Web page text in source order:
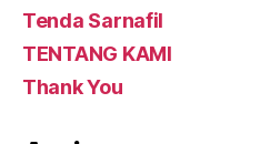
Tenda Sarnafil
TENTANG KAMI
Thank You